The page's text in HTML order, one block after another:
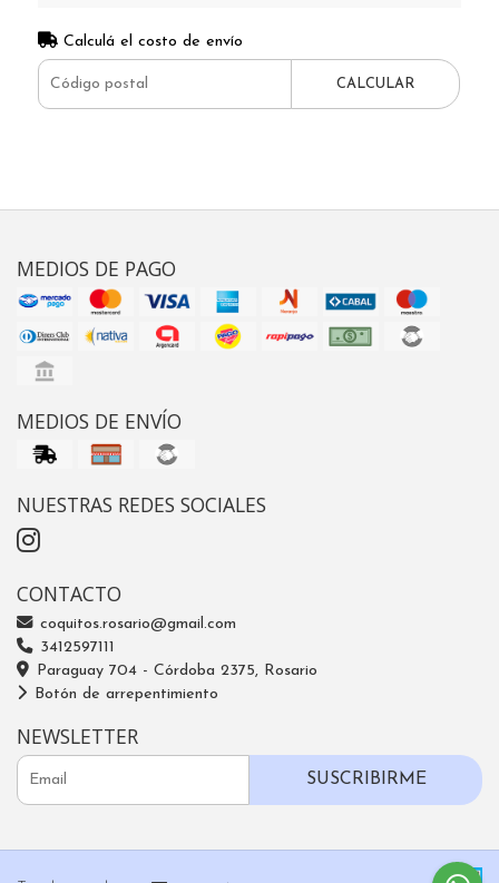
Calculá el costo de envío
CALCULAR
MEDIOS DE PAGO
MEDIOS DE ENVÍO
NUESTRAS REDES SOCIALES
CONTACTO
coquitos.rosario@gmail.com
3412597111
Paraguay 704 - Córdoba 2375, Rosario
Botón de arrepentimiento
NEWSLETTER
SUSCRIBIRME